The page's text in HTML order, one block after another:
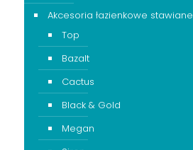
Akcesoria łazienkowe stawiane
Top
Bazalt
Cactus
Black & Gold
Megan